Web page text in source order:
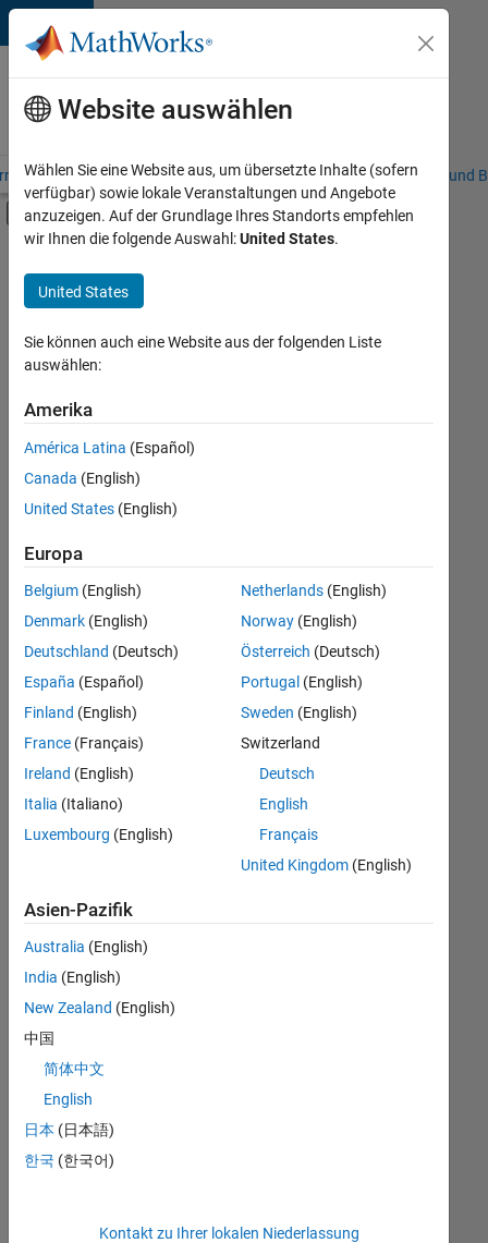
Weiter zum Inhalt
Karriere
bei
MathWorks
– Übersicht Stellensuche Niederlassungen Studierende und
Umschaltung für Off-Canvas-
Hauptinhalt
Praktika
Customer Support
Education Sales
Inside Sales
Marketing Communications
Marketing Services
Business Model Team
Human Resources
+8
Derzeit
es
keine
offenen
Stellen,
Ihren
Suchkriterien
entsprechen.
können
die
Suchkriterien
weiter
fassen
oder
alle
Stellenangebote
anzeigen .
noch
keine
offenen
Stellen
können,
die
Ihren
entsprechen,
werden
unseres
Website auswählen
Wählen Sie eine Website aus, um übersetzte Inhalte (sofern
verfügbar) sowie lokale Veranstaltungen und Angebote
anzuzeigen. Auf der Grundlage Ihres Standorts empfehlen
wir Ihnen die folgende Auswahl:United States.
United States
Sie können auch eine Website aus der folgenden Liste
auswählen:
Amerika
América Latina (Español)
Canada (English)
United States (English)
Europa
Belgium (English)
Denmark (English)
Deutschland (Deutsch)
España (Español)
Finland (English)
France (Français)
Ireland (English)
Italia (Italiano)
Luxembourg (English)
Netherlands(English)
Norway(English)
Österreich (Deutsch)
Portugal (English)
Sweden (English)
Switzerland
Deutsch
English
Français
United Kingdom(English)
Asien-Pazifik
Australia (English)
India (English)
New Zealand (English)
中国
简体中文
English
日本 (日本語)
한국 (한국어)
Kontakt zu Ihrer lokalen Niederlassung